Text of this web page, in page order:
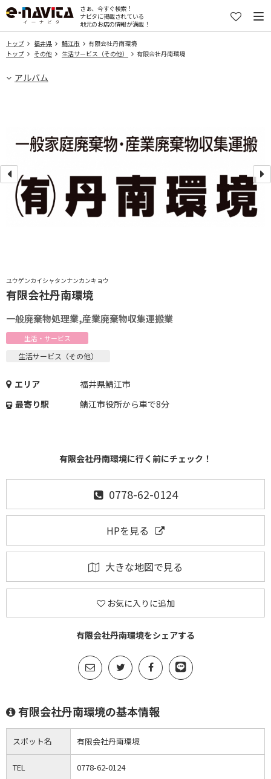
さぁ、今すぐ検索！
ナビタに掲載されている
地元のお店の情報が満載！
トップ 福井県 鯖江市
有限会社丹南環境
トップ
その他 生活サービス（その他） 有限会社丹南環境
アルバム
ユウゲンカイシャタンナンカンキョウ
有限会社丹南環境
一般廃棄物処理業,産業廃棄物収集運搬業
生活・サービス
生活サービス（その他）
エリア
福井県鯖江市
最寄り駅
鯖江市役所から車で8分
有限会社丹南環境に行く前にチェック！
0778-62-0124
HPを見る
大きな地図で見る
お気に入りに追加
有限会社丹南環境をシェアする
有限会社丹南環境の基本情報
スポット名 有限会社丹南環境
TEL 0778-62-0124